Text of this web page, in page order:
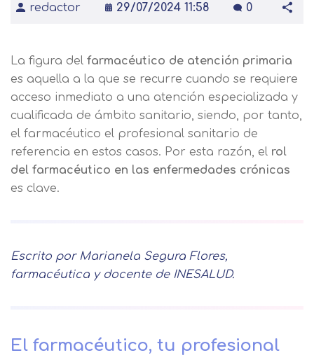
redactor 29/07/2024 11:58 0
La figura del farmacéutico de atención primaria
es aquella a la que se recurre cuando se requiere
acceso inmediato a una atención especializada y
cualificada de ámbito sanitario, siendo, por tanto,
el farmacéutico el profesional sanitario de
referencia en estos casos. Por esta razón, el rol
del farmacéutico en las enfermedades crónicas
es clave.
Escrito por Marianela Segura Flores,
farmacéutica y docente de INESALUD.
El farmacéutico, tu profesional